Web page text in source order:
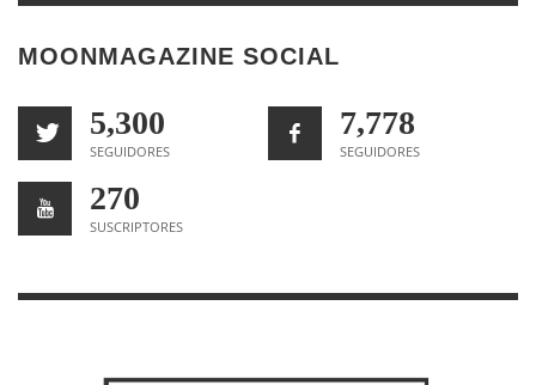
MOONMAGAZINE SOCIAL
5,300
SEGUIDORES
7,778
SEGUIDORES
270
SUSCRIPTORES